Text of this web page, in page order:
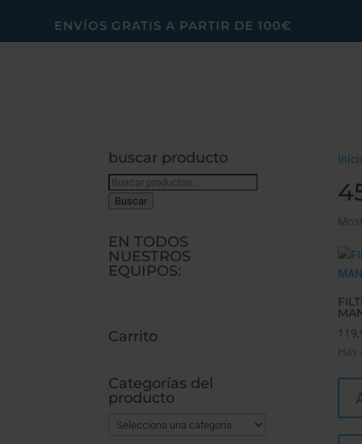
ENVÍOS GRATIS A PARTIR DE 100€
Hay
buscar producto
Buscar
por:
Buscar
EN TODOS
NUESTROS
EQUIPOS:
Carrito
Categorías del
producto